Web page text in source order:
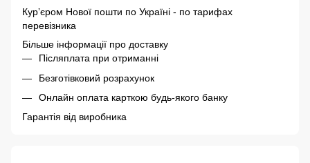
Курʼєром Нової пошти по Україні - по тарифах
перевізника
Більше інформації про доставку
Післяплата при отриманні
Безготівковий розрахунок
Онлайн оплата карткою будь-якого банку
Гарантія від виробника